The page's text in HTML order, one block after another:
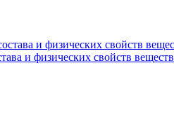
и физических свойств веществ